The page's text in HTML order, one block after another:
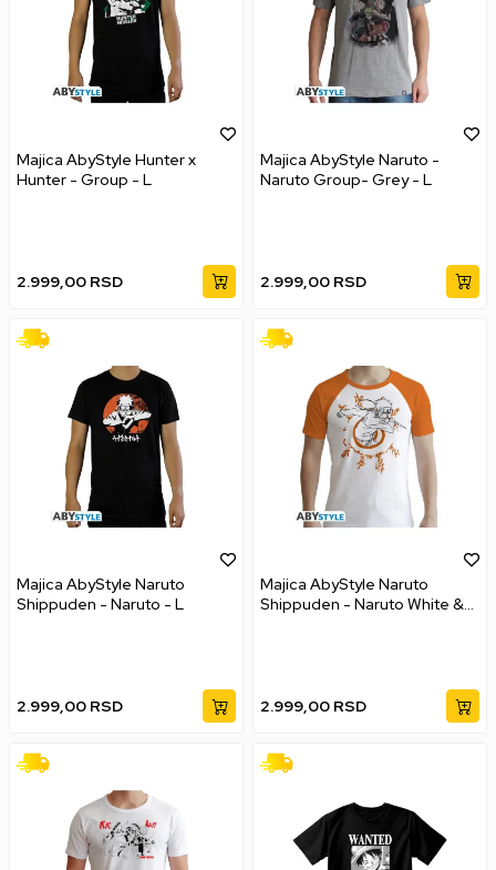
Majica AbyStyle Hunter x
Hunter - Group - L
2.999,00 RSD
Majica AbyStyle Naruto -
Naruto Group- Grey - L
2.999,00 RSD
Majica AbyStyle Naruto
Shippuden - Naruto - L
2.999,00 RSD
Majica AbyStyle Naruto
Shippuden - Naruto White &
2.999,00 RSD